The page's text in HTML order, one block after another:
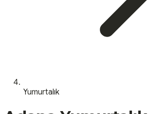
Yumurtalık